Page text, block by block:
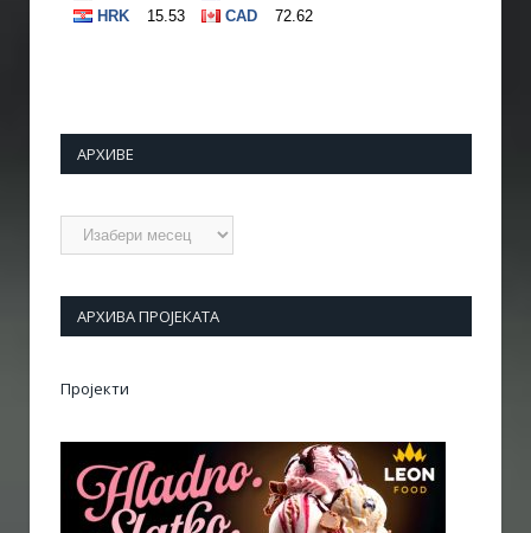
АРХИВЕ
Архиве
АРХИВА ПРОЈЕКАТА
Пројекти